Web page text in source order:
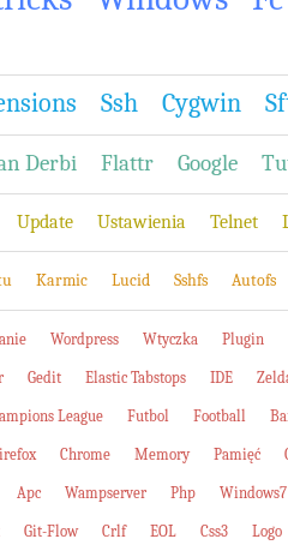
Ssh Cygwin
Derbi Flattr Google
Update Ustawienia Telnet
Karmic Lucid Sshfs Autofs
Wordpress Wtyczka Plugin
Gedit Elastic Tabstops IDE
League Futbol Football
Chrome Memory Pamięć
Apc Wampserver Php Windows7
Git-Flow Crlf EOL Css3 Logo